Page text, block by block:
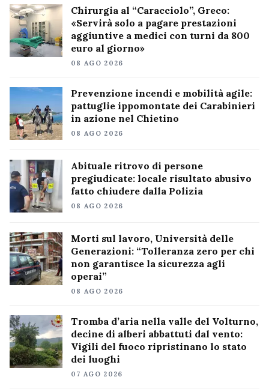
Chirurgia al “Caracciolo”, Greco:
«Servirà solo a pagare prestazioni
aggiuntive a medici con turni da 800
euro al giorno»
08 AGO 2026
Prevenzione incendi e mobilità agile:
pattuglie ippomontate dei Carabinieri
in azione nel Chietino
08 AGO 2026
Abituale ritrovo di persone
pregiudicate: locale risultato abusivo
fatto chiudere dalla Polizia
08 AGO 2026
Morti sul lavoro, Università delle
Generazioni: “Tolleranza zero per chi
non garantisce la sicurezza agli
operai”
08 AGO 2026
Tromba d’aria nella valle del Volturno,
decine di alberi abbattuti dal vento:
Vigili del fuoco ripristinano lo stato
dei luoghi
07 AGO 2026